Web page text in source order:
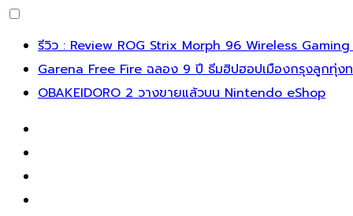
รีวิว : Review ROG Strix Morph 96 Wireless
Garena Free Fire ฉลอง 9 ปี ธีมฮิปฮอปเมืองกรุงลูกทุ่ง
OBAKEIDORO 2 วางขายแล้วบน Nintendo eShop